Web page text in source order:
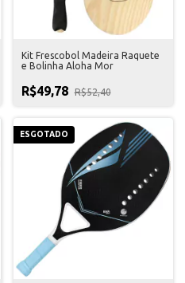
Kit Frescobol Madeira Raquete
e Bolinha Aloha Mor
R$49,78 R$52,40
ESGOTADO